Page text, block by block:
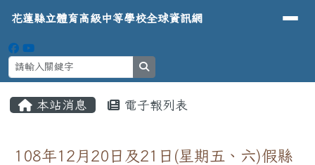
花蓮縣立體育高級中等學校全球資
導覽列
花蓮縣立體育高級中等學校全球資訊網
本站消息 電子報列表
108年12月20日及21日(星期五、六)假縣